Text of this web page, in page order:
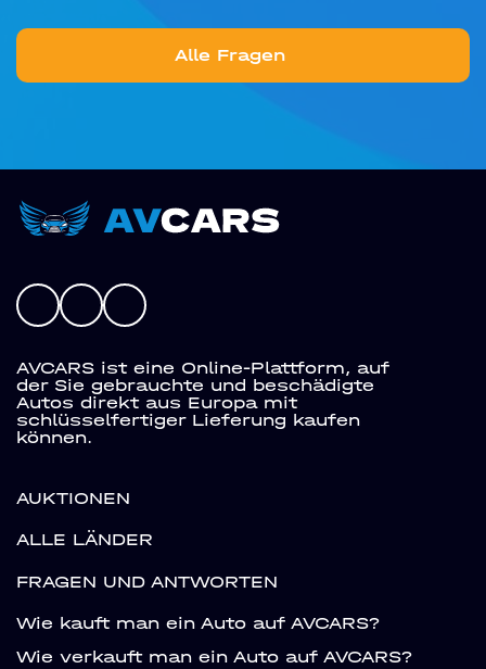
Alle Fragen
AVCARS ist eine Online-Plattform, auf
der Sie gebrauchte und beschädigte
Autos direkt aus Europa mit
schlüsselfertiger Lieferung kaufen
können.
AUKTIONEN
ALLE LÄNDER
FRAGEN UND ANTWORTEN
Wie kauft man ein Auto auf AVCARS?
Wie verkauft man ein Auto auf AVCARS?